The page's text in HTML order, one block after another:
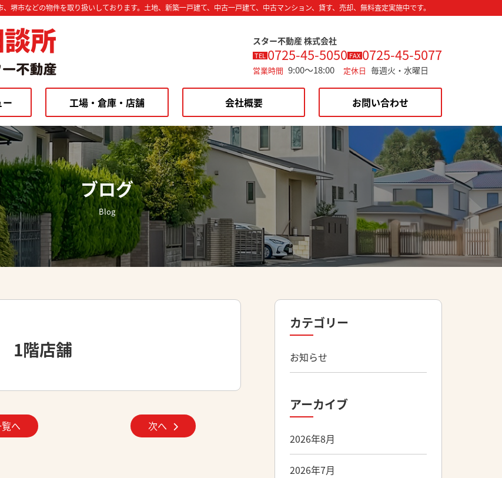
堺市などの物件を取り扱いしております。土地、新築一戸建て、中古一戸建て、中古マンション、貸す、売却、無料査定実施中です。
所 スター不動産 株式会社
TEL 0725-45-5050 FAX 0725-45-5077
営業時間 9:00～18:00 定休日 毎週火・水曜日
工場・倉庫・店舗 会社概要 お問い合わせ
ブログ
Blog
1階店舗
へ 次へ
カテゴリー
お知らせ
アーカイブ
2026年8月
2026年7月